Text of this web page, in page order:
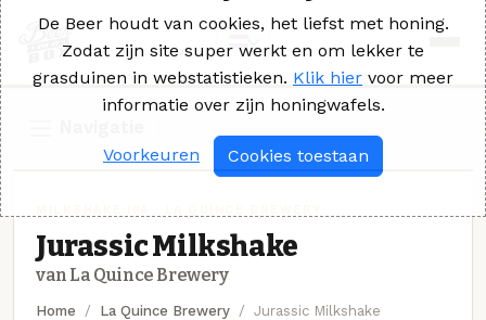
Jurassic Milkshake
van La Quince Brewery
Home La Quince Brewery Jurassic Milkshake
De Beer houdt van cookies, het liefst met honing.
Zodat zijn site super werkt en om lekker te
grasduinen in webstatistieken. Klik hier voor meer
informatie over zijn honingwafels.
Voorkeuren Cookies toestaan